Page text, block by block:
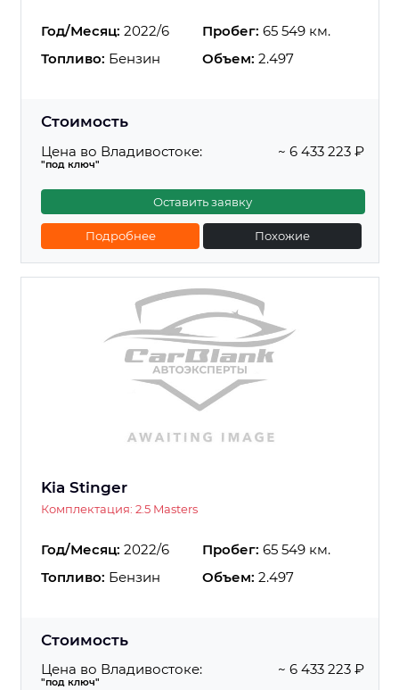
Год/Месяц: 2022/6 Пробег: 65 549 км.
Топливо: Бензин Объем: 2.497
Стоимость
Цена во Владивостоке:
"под ключ"
~ 6 433 223 ₽
Оставить заявку
Подробнее Похожие
Kia Stinger
Комплектация: 2.5 Masters
Год/Месяц: 2022/6 Пробег: 65 549 км.
Топливо: Бензин Объем: 2.497
Стоимость
Цена во Владивостоке:
"под ключ"
~ 6 433 223 ₽